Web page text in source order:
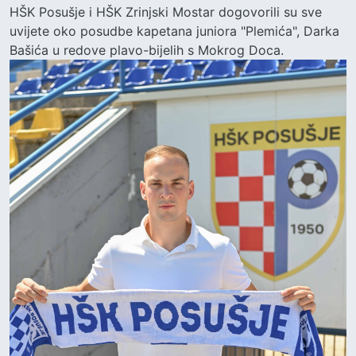
HŠK Posušje i HŠK Zrinjski Mostar dogovorili su sve
uvijete oko posudbe kapetana juniora "Plemića", Darka
Bašića u redove plavo-bijelih s Mokrog Doca.